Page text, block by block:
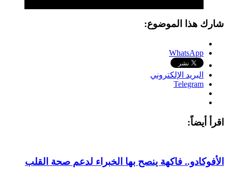
شارك هذا الموضوع:
WhatsApp
البريد الإلكتروني
Telegram
اقرأ أيضاً:
الأفوكادو.. فاكهة ينصح بها الخبراء لدعم صحة القلب